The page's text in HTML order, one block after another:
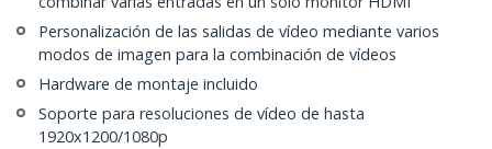
Personalización de las salidas de vídeo mediante varios
modos de imagen para la combinación de vídeos
Hardware de montaje incluido
Soporte para resoluciones de vídeo de hasta
1920x1200/1080p